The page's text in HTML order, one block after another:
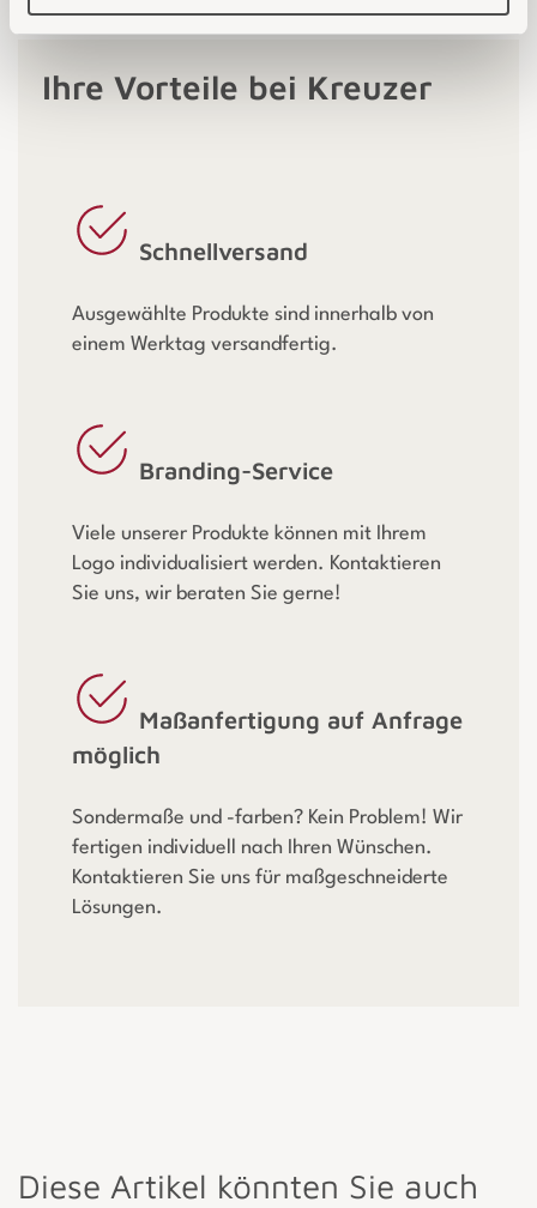
Ihre Vorteile bei Kreuzer
Schnellversand
Ausgewählte Produkte sind innerhalb von
einem Werktag versandfertig.
Branding-Service
Viele unserer Produkte können mit Ihrem
Logo individualisiert werden. Kontaktieren
Sie uns, wir beraten Sie gerne!
Maßanfertigung auf Anfrage
möglich
Sondermaße und -farben? Kein Problem! Wir
fertigen individuell nach Ihren Wünschen.
Kontaktieren Sie uns für maßgeschneiderte
Lösungen.
Diese Artikel könnten Sie auch